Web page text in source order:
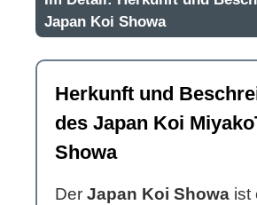
Japan Koi Showa
Herkunft und
des Japan Koi
Showa
Der Japan Koi Showa ist